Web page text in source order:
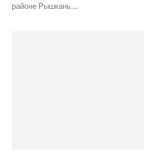
районе Рышкань....